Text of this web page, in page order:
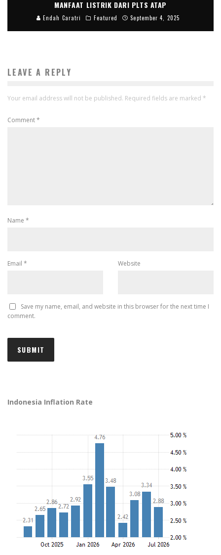
MANFAAT LISTRIK DARI PLTS ATAP
Endah Caratri Featured September 4, 2025
LEAVE A REPLY
Your email address will not be published. Required fields are marked *
Comment*
Name *
Email * Website
Save my name, email, and website in this browser for the next time I
comment.
Indonesia Inflation Rate